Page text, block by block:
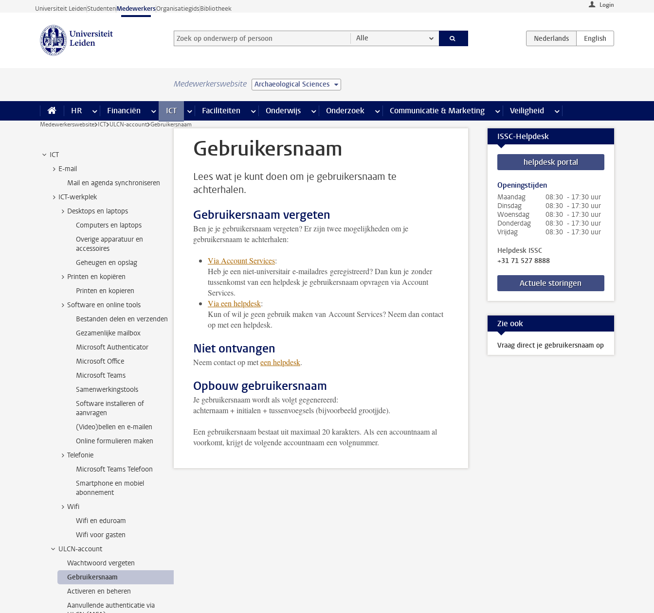
Ga direct naar de inhoud
Universiteit LeidenStudentenMedewerkersOrganisatiegidsBibliotheek Login
Zoek op onderwerp of persoon en selecteer categorie
Zoekterm Alle
Medewerkerswebsite Archaeological Sciences
HR meer HR pagina’s
Financiën meer Financiën pagina’s
ICT meer ICT pagina’s
Faciliteiten meer Faciliteiten pagina’s
Onderwijs meer Onderwijs pagina’s
Onderzoek meer Onderzoek pagina’s
Communicatie & Marketing meer Communicatie & Marketing pagina’s
Veiligheid meer Veiligheid pagina’s
Medewerkerswebsite ICT ULCN-account Gebruikersnaam
ICT
E-mail
Mail en agenda synchroniseren
ICT-werkplek
Desktops en laptops
Computers en laptops
Overige apparatuur en
accessoires
Geheugen en opslag
Printen en kopiëren
Printen en kopieren
Software en online tools
Bestanden delen en verzenden
Gezamenlijke mailbox
Microsoft Authenticator
Microsoft Office
Microsoft Teams
Samenwerkingstools
Software installeren of
aanvragen
(Video)bellen en e-mailen
Online formulieren maken
Telefonie
Microsoft Teams Telefoon
Smartphone en mobiel
abonnement
Wifi
Wifi en eduroam
Wifi voor gasten
ULCN-account
Wachtwoord vergeten
Gebruikersnaam
Activeren en beheren
Aanvullende authenticatie via
Gebruikersnaam
Lees wat je kunt doen om je gebruikersnaam te
achterhalen.
Gebruikersnaam vergeten
Ben je je gebruikersnaam vergeten? Er zijn twee mogelijkheden om je
gebruikersnaam te achterhalen:
Via Account Services:
Heb je een niet-universitair e-mailadres geregistreerd? Dan kun je zonder
tussenkomst van een helpdesk je gebruikersnaam opvragen via Account
Services.
Via een helpdesk:
Kun of wil je geen gebruik maken van Account Services? Neem dan contact
op met een helpdesk.
Niet ontvangen
Neem contact op meteen helpdesk.
Opbouw gebruikersnaam
Je gebruikersnaam wordt als volgt gegenereerd:
achternaam + initialen + tussenvoegsels (bijvoorbeeld grootjjde).
Een gebruikersnaam bestaat uit maximaal 20 karakters. Als een accountnaam al
voorkomt, krijgt de volgende accountnaam een volgnummer.
ISSC-Helpdesk
helpdesk portal
Openingstijden
Maandag
08:30 - 17:30 uur
Dinsdag
08:30 - 17:30 uur
Woensdag
08:30 - 17:30 uur
Donderdag
08:30 - 17:30 uur
Vrijdag
08:30 - 17:30 uur
Helpdesk ISSC
+31 71 527 8888
Actuele storingen
Zie ook
Vraag direct je gebruikersnaam op